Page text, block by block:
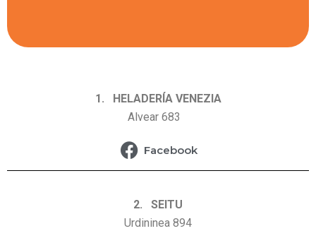
1. HELADERÍA VENEZIA
Alvear 683
Facebook
2. SEITU
Urdininea 894